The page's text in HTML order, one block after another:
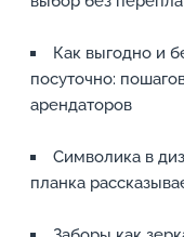
Как выгодно и
посуточно:
арендаторов
Символика в
планка